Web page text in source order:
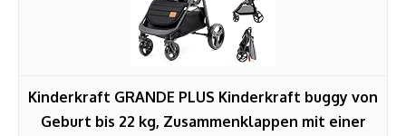
Kinderkraft GRANDE PLUS Kinderkraft buggy von
Geburt bis 22 kg, Zusammenklappen mit einer